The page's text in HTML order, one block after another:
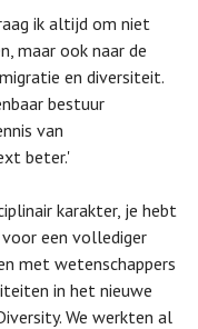
ik altijd om niet
maar ook naar de
en diversiteit.
bestuur
van
beter.'
karakter, je hebt
een vollediger
met wetenschappers
in het nieuwe
We werkten al